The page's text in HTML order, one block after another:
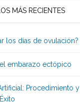
MÁS RECIENTES
los días de ovulación?
embarazo ectópico
Procedimiento y